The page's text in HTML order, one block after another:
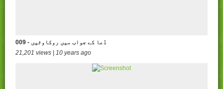
009 - دُعا کے جواب میں روکاوٹیں
21,201 views | 10 years ago